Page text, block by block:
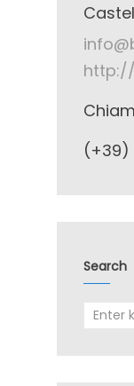
(+39)
Search